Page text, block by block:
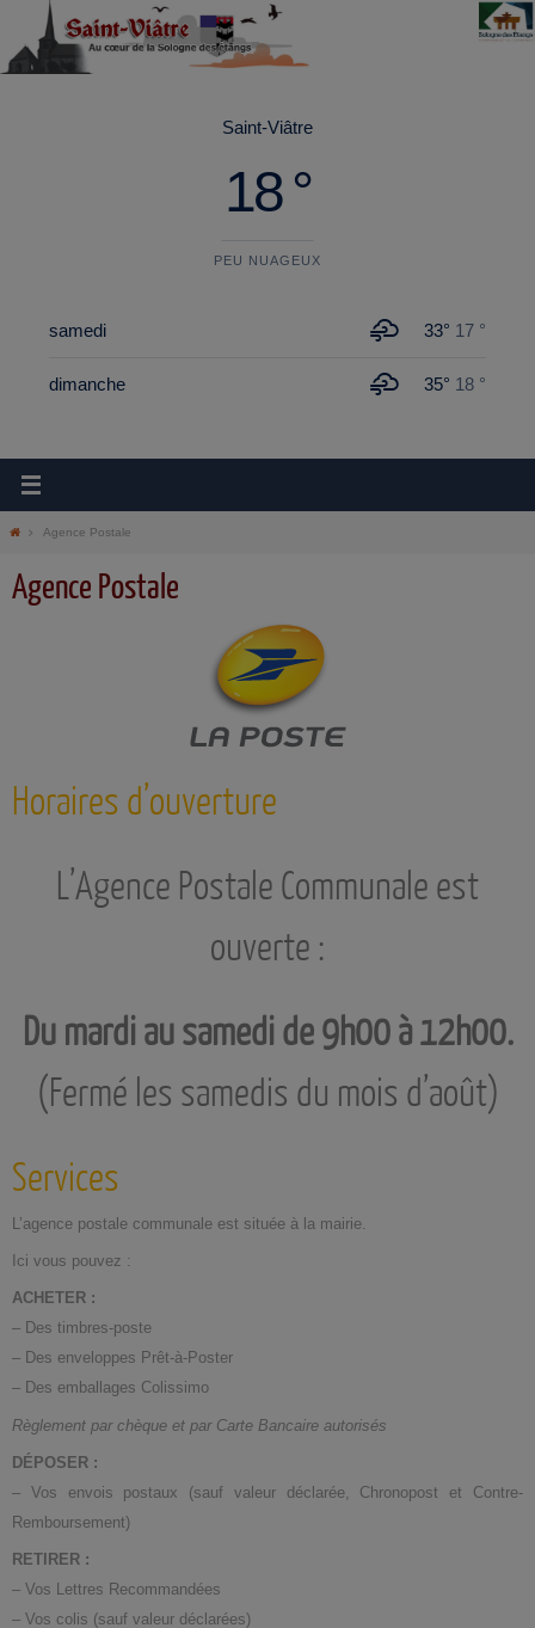
principal
Saint-Viâtre
18 °
PEU NUAGEUX
samedi 33° 17 °
dimanche 35° 18 °
Agence Postale
Agence Postale
Horaires d’ouverture
L’Agence Postale Communale est
ouverte :
Du mardi au samedi de 9h00 à 12h00.
(Fermé les samedis du mois d’août)
Services
L’agence postale communale est située à la mairie.
Ici vous pouvez :
ACHETER :
– Des timbres-poste
– Des enveloppes Prêt-à-Poster
– Des emballages Colissimo
Règlement par chèque et par Carte Bancaire autorisés
DÉPOSER :
– Vos envois postaux (sauf valeur déclarée, Chronopost et Contre-
Remboursement)
RETIRER :
– Vos Lettres Recommandées
– Vos colis (sauf valeur déclarées)